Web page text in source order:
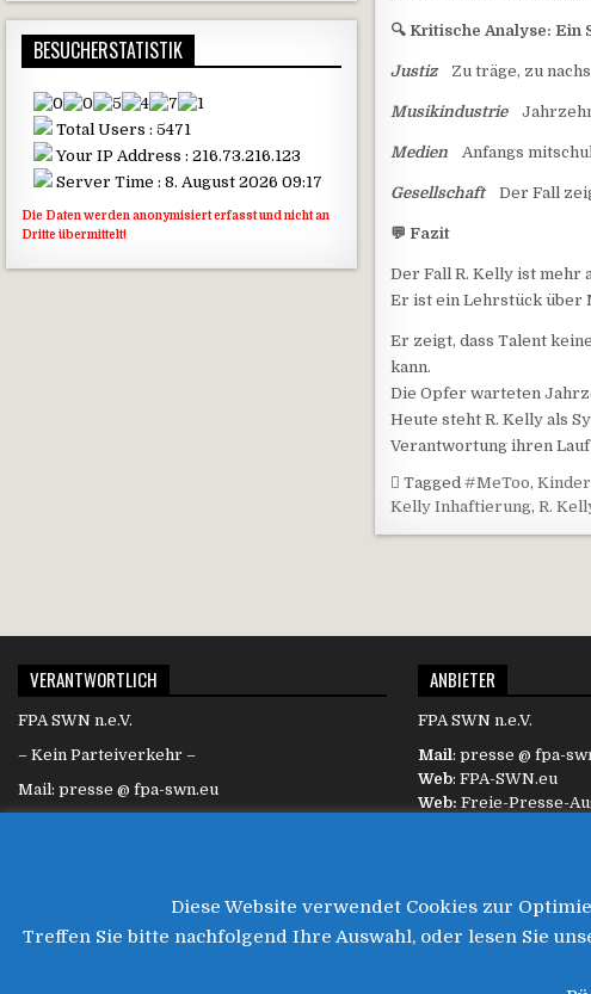
🔍 Kritische Analyse: Ein
Justiz Zu träge, zu
Musikindustrie
Medien Anfangs
GesellschaftDer Fall
💬 Fazit
Der Fall R. Kelly ist mehr
Er ist ein Lehrstück über
Er zeigt, dass Talent
kann.
Die Opfer warteten
Heute steht R. Kelly als
Verantwortung ihren Lauf
Tagged#MeToo,
Kelly Inhaftierung,R.
BESUCHERSTATISTIK
Total Users : 5471
Your IP Address : 216.73.216.123
Server Time : 8. August 2026 09:17
Die Daten werden anonymisiert erfasst und nicht an
Dritte übermittelt!
VERANTWORTLICH
FPA SWN n.e.V.
– Kein Parteiverkehr –
Mail: presse @ fpa-swn.eu
ANBIETER
FPA SWN n.e.V.
Mail: presse @ fpa-
Web: FPA-SWN.eu
Web: Freie-Presse-
Diese Website verwendet Cookies zur
Treffen Sie bitte nachfolgend Ihre Auswahl, oder lesen Sie